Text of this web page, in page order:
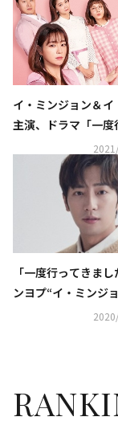
イ・ミンジョン＆
主演、ドラマ「一度
した」2022年2月4
発売＆レンタル開始
「一度行ってきま
ンヨプ“イ・ミンジ
そうな姿を見て結